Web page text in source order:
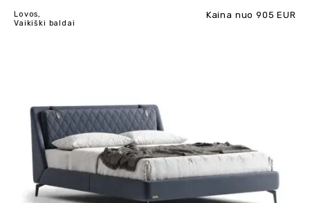
Lovos,
Vaikiški baldai
Kaina nuo 905 EUR